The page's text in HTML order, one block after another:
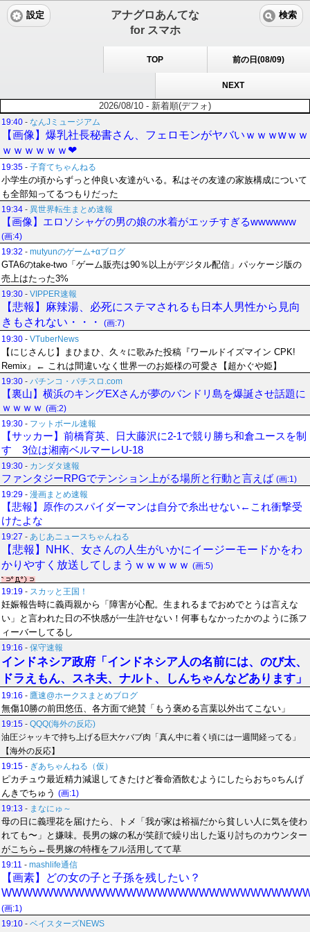
アナグロあんてな
for スマホ
設定 検索
TOP 前の日(08/09)
NEXT
2026/08/10 - 新着順(デフォ)
19:40 - なんJミュージアム
【画像】爆乳社長秘書さん、フェロモンがヤバいｗｗｗwｗｗ
ｗｗｗｗｗｗ❤
19:35 - 子育てちゃんねる
小学生の頃からずっと仲良い友達がいる。私はその友達の家族構成について
も全部知ってるつもりだった
19:34 - 異世界転生まとめ速報
【画像】エロソシャゲの男の娘の水着がエッチすぎるwwwwww
(画:4)
19:32 - mutyunのゲーム+αブログ
GTA6のtake-two「ゲーム販売は90％以上がデジタル配信」パッケージ版の
売上はたった3%
19:30 - VIPPER速報
【悲報】麻辣湯、必死にステマされるも日本人男性から見向
きもされない・・・
(画:7)
19:30 - VTuberNews
【にじさんじ】まひまひ、久々に歌みた投稿『ワールドイズマイン CPK!
Remix』← これは間違いなく世界一のお姫様の可愛さ【超かぐや姫】
19:30 - パチンコ・パチスロ.com
【裏山】横浜のキングEXさんが夢のバンドリ島を爆誕させ話題に
ｗｗｗｗ (画:2)
19:30 - フットボール速報
【サッカー】前橋育英、日大藤沢に2-1で競り勝ち和倉ユースを制
す 3位は湘南ベルマーレU-18
19:30 - カンダタ速報
ファンタジーRPGでテンション上がる場所と行動と言えば (画:1)
19:29 - 漫画まとめ速報
【悲報】原作のスパイダーマンは自分で糸出せない←これ衝撃受
けたよな
19:27 - あじあニュースちゃんねる
【悲報】NHK、女さんの人生がいかにイージーモードかをわ
かりやすく放送してしまうｗｗｗｗｗ (画:5)
19:19 - スカッと王国！
妊娠報告時に義両親から「障害が心配。生まれるまでおめでとうは言えな
い」と言われた日の不快感が一生許せない！何事もなかったかのように孫フ
ィーバーしてるし
19:16 - 保守速報
インドネシア政府「インドネシア人の名前には、のび太、
ドラえもん、スネ夫、ナルト、しんちゃんなどあります」
19:16 - 鷹速@ホークスまとめブログ
無傷10勝の前田悠伍、各方面で絶賛「もう褒める言葉以外出てこない」
19:15 - QQQ(海外の反応)
油圧ジャッキで持ち上げる巨大ケバブ肉「真ん中に着く頃には一週間経ってる」
【海外の反応】
19:15 - ぎあちゃんねる（仮）
ピカチュウ最近精力減退してきたけど養命酒飲むようにしたらおち○ちんげ
んきでちゅう (画:1)
19:13 - まなにゅ～
母の日に義理花を届けたら、トメ「我が家は裕福だから貧しい人に気を使わ
れても〜」と嫌味。長男の嫁の私が笑顔で繰り出した返り討ちのカウンター
がこちら←長男嫁の特権をフル活用してて草
19:11 - mashlife通信
【画素】どの女の子と子孫を残したい？
(画:1)
19:10 - ベイスターズNEWS